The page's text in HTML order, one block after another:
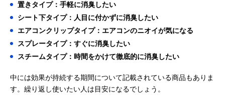
Amazonで見る
カーメイト
(Carmate) ドクタ
ーデオプレミアム
スチームタイプ 浸
透 大型 D237
中ケアで、しみつ
いた臭いを除去
Amazonで見る
ア－ス製薬 クルマ
まるごと除菌・消
臭 ミニバン・大型
車用
2通りの消臭方法
タイプ消臭剤
置きタイプ：手軽に消臭したい
シート下タイプ：人目に付かずに消臭したい
エアコンクリップタイプ：エアコンのニオイが気になる
スプレータイプ：すぐに消臭したい
スチームタイプ：時間をかけて徹底的に消臭したい
中には効果が持続する期間について記載されている商品もありま
す。繰り返し使いたい人は目安になるでしょう。